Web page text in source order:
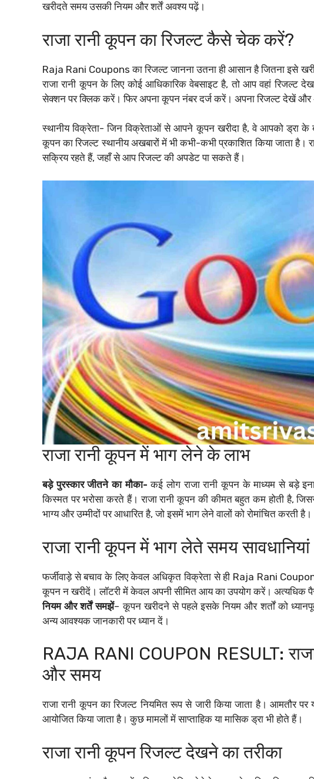
खरीदते समय उसकी नियम और शर्तें अवश्य पढ़ें।
राजा रानी कूपन का रिजल्ट कैसे चेक करें?
Raja Rani Coupons का रिजल्ट जानना उतना ही आसान है जितना इसे
राजा रानी कूपन के लिए कोई आधिकारिक वेबसाइट है, तो आप वहां रिजल्ट
सेक्शन पर क्लिक करें। फिर अपना कूपन नंबर दर्ज करें। अपना रिजल्ट देखें और
स्थानीय विक्रेता- जिन विक्रेताओं से आपने कूपन खरीदा है, वे आपको ड्रा के
कूपन का रिजल्ट स्थानीय अखबारों में भी कभी-कभी प्रकाशित किया जाता
सक्रिय रहते हैं, जहाँ से आप रिजल्ट की अपडेट पा सकते हैं।
राजा रानी कूपन में भाग लेने के लाभ
बड़े पुरस्कार जीतने का मौका-कई लोग राजा रानी कूपन के माध्यम से बड़े
किस्मत पर भरोसा करते हैं। राजा रानी कूपन की कीमत बहुत कम होती है,
भाग्य और उम्मीदों पर आधारित है, जो इसमें भाग लेने वालों को रोमांचित करती है।
राजा रानी कूपन में भाग लेते समय सावधानियां
फर्जीवाड़े से बचाव के लिए केवल अधिकृत विक्रेता से ही Raja Rani
कूपन न खरीदें। लॉटरी में केवल अपनी सीमित आय का उपयोग करें। अत्यधिक
नियम और शर्तें समझें– कूपन खरीदने से पहले इसके नियम और शर्तों को
अन्य आवश्यक जानकारी पर ध्यान दें।
RAJA RANI COUPON RESULT:
और समय
राजा रानी कूपन का रिजल्ट नियमित रूप से जारी किया जाता है। आमतौर
आयोजित किया जाता है। कुछ मामलों में साप्ताहिक या मासिक ड्रा भी होते हैं।
राजा रानी कूपन रिजल्ट देखने का तरीका